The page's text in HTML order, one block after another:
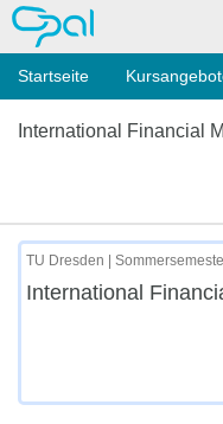
OPAL
Startseite
International Financial
TU Dresden |
International